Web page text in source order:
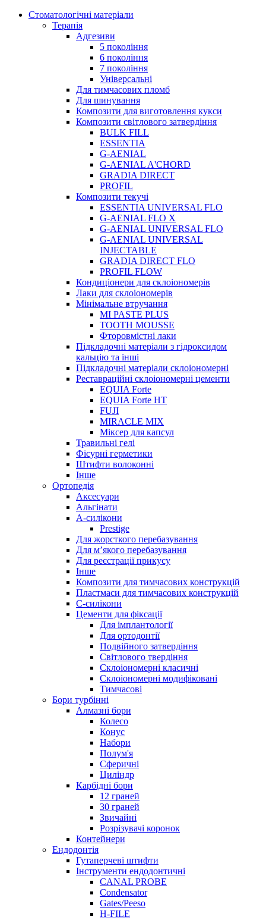
Стоматологічні матеріали
Терапія
Адгезиви
5 покоління
6 покоління
7 покоління
Універсальні
Для тимчасових пломб
Для шинування
Композити для виготовлення кукси
Композити світлового затвердіння
BULK FILL
ESSENTIA
G-AENIAL
G-AENIAL A'CHORD
GRADIA DIRECT
PROFIL
Композити текучі
ESSENTIA UNIVERSAL FLO
G-AENIAL FLO X
G-AENIAL UNIVERSAL FLO
G-AENIAL UNIVERSAL
INJECTABLE
GRADIA DIRECT FLO
PROFIL FLOW
Кондиціонери для склоіономерів
Лаки для склоіономерів
Мінімальне втручання
MI PASTE PLUS
TOOTH MOUSSE
Фторовмістні лаки
Підкладочні матеріали з гідроксидом
кальцію та інші
Підкладочні матеріали склоіономерні
Реставраційні склоіономерні цементи
EQUIA Forte
EQUIA Forte HT
FUJI
MIRACLE MIX
Міксер для капсул
Травильні гелі
Фісурні герметики
Штифти волоконні
Інше
Ортопедія
Аксесуари
Альгінати
А-силікони
Prestige
Для жорсткого перебазування
Для м’якого перебазування
Для реєстрації прикусу
Інше
Композити для тимчасових конструкцій
Пластмаси для тимчасових конструкцій
С-силікони
Цементи для фіксації
Для імплантології
Для ортодонтії
Подвійного затвердіння
Світлового твердіння
Склоіономерні класичні
Склоіономерні модифіковані
Тимчасові
Бори турбінні
Алмазні бори
Колесо
Конус
Набори
Полум'я
Сферичні
Циліндр
Карбідні бори
12 граней
30 граней
Звичайні
Розрізувачі коронок
Контейнери
Ендодонтія
Гутаперчеві штифти
Інструменти ендодонтичні
CANAL PROBE
Condensator
Gates/Peeso
H-FILE